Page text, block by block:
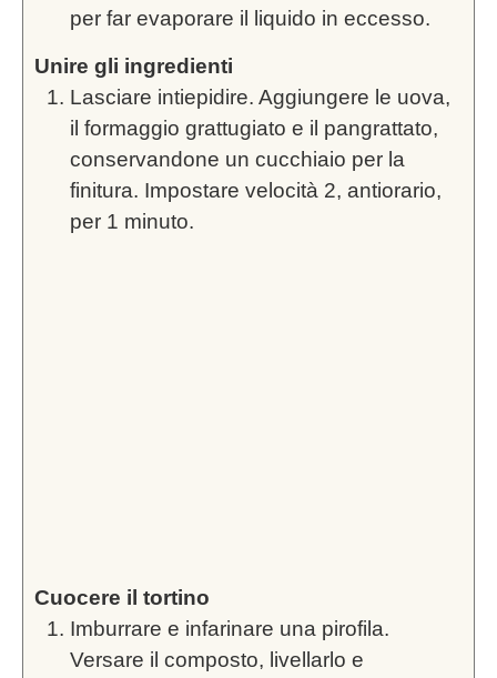
per far evaporare il liquido in eccesso.
Unire gli ingredienti
Lasciare intiepidire. Aggiungere le uova,
il formaggio grattugiato e il pangrattato,
conservandone un cucchiaio per la
finitura. Impostare velocità 2, antiorario,
per 1 minuto.
Cuocere il tortino
Imburrare e infarinare una pirofila.
Versare il composto, livellarlo e